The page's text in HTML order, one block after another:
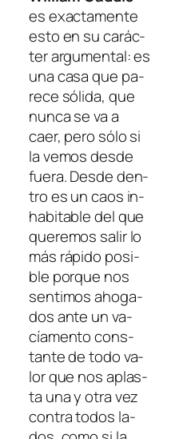
es exac­ta­men­te
es­to en su ca­rác­
ter ar­gu­men­tal: es
una ca­sa que pa­
re­ce só­li­da, que
nun­ca se va a
caer, pe­ro só­lo si
la ve­mos des­de
fue­ra. Desde den­
tro es un caos in­
ha­bi­ta­ble del que
que­re­mos sa­lir lo
más rá­pi­do po­si­
ble por­que nos
sen­ti­mos aho­ga­
dos an­te un va­
cía­men­to cons­
tan­te de to­do va­
lor que nos aplas­
ta una y otra vez
con­tra to­dos la­